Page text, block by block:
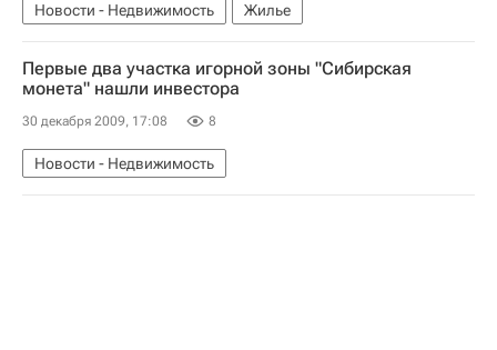
Новости - Недвижимость Жилье
Первые два участка игорной зоны "Сибирская
монета" нашли инвестора
30 декабря 2009, 17:08 8
Новости - Недвижимость